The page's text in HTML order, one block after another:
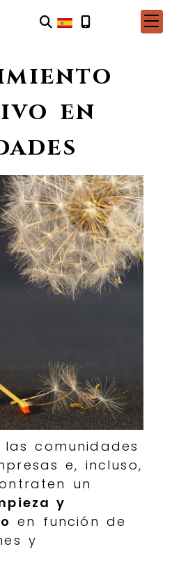
en
comunidades
e, incluso,
un
y
en función de
y